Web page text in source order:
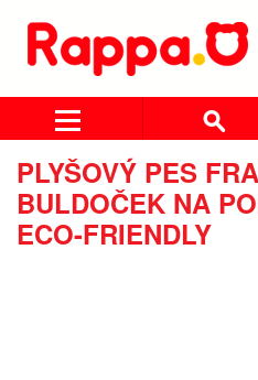
PLYŠOVÝ PES
BULDOČEK NA
ECO-FRIENDLY